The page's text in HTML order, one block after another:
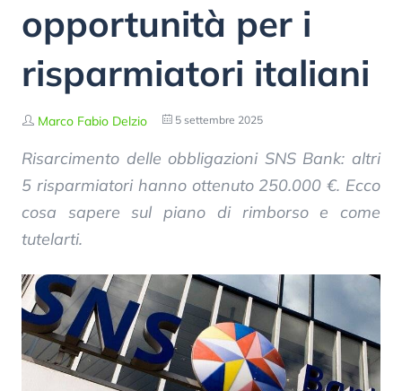
opportunità per i
risparmiatori italiani
Marco Fabio Delzio 5 settembre 2025
Risarcimento delle obbligazioni SNS Bank: altri
5 risparmiatori hanno ottenuto 250.000 €. Ecco
cosa sapere sul piano di rimborso e come
tutelarti.